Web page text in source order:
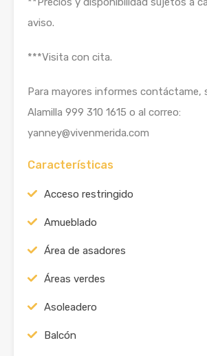
aviso.
***Visita con cita.
Para mayores informes contáctame,
Alamilla 999 310 1615 o al correo:
yanney@vivenmerida.com
Características
Acceso restringido
Amueblado
Área de asadores
Áreas verdes
Asoleadero
Balcón